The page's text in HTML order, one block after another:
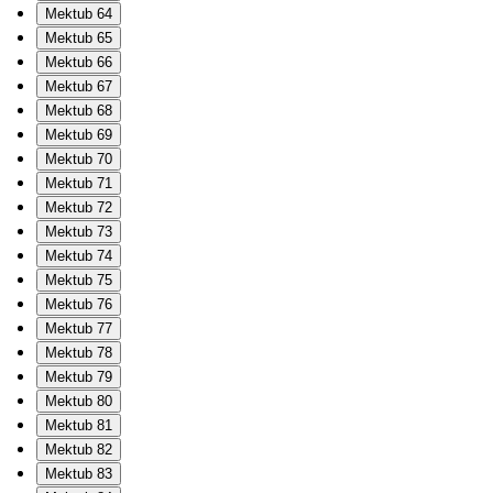
Mektub 64
Mektub 65
Mektub 66
Mektub 67
Mektub 68
Mektub 69
Mektub 70
Mektub 71
Mektub 72
Mektub 73
Mektub 74
Mektub 75
Mektub 76
Mektub 77
Mektub 78
Mektub 79
Mektub 80
Mektub 81
Mektub 82
Mektub 83